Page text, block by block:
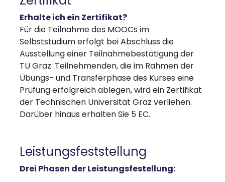
Erhalte ich ein Zertifikat?
Für die Teilnahme des MOOCs im
Selbststudium erfolgt bei Abschluss die
Ausstellung einer Teilnahmebestätigung der
TU Graz. Teilnehmenden, die im Rahmen der
Übungs- und Transferphase des Kurses eine
Prüfung erfolgreich ablegen, wird ein Zertifikat
der Technischen Universität Graz verliehen.
Darüber hinaus erhalten Sie 5 EC.
Leistungsfeststellung
Drei Phasen der Leistungsfestellung: